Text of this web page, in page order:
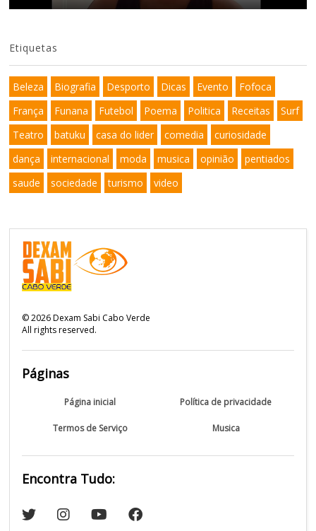
Etiquetas
Beleza Biografia Desporto Dicas Evento
Fofoca
França
Funana Futebol Poema Politica Receitas
Surf
Teatro
batuku casa do lider comedia
curiosidade
dança
internacional moda musica opinião
pentiados
saude
sociedade turismo video
©2026Dexam Sabi Cabo Verde
All rights reserved.
Páginas
Página inicial Política de privacidade
Termos de Serviço Musica
Encontra Tudo: